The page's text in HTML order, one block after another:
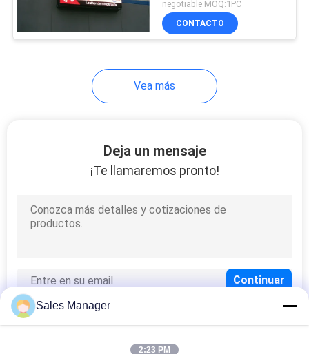
Front Service LED
negotiable MOQ:1PC
CONTACTO
Vea más
Deja un mensaje
¡Te llamaremos pronto!
Sales Manager
2:23 PM